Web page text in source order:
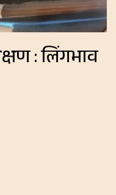
: लिंगभाव